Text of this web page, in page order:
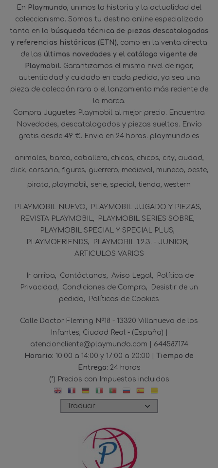
En Playmundo, unimos la historia y la actualidad del
coleccionismo. Somos tu destino online especializado
tanto en la búsqueda técnica de piezas descatalogadas
y referencias históricas (ETN), como en la venta directa
de las últimas novedades y el catálogo vigente de
Playmobil. Garantizamos el mismo nivel de rigor,
autenticidad y cuidado en cada pedido, ya sea una
pieza de colección rara o el lanzamiento más reciente de
la marca.
Compra Juguetes Playmobil al mejor precio. Encuentra
Novedades, descatalogados y piezas sueltas. Envío
gratis desde 49 €. Envio en 24 horas. playmundo.es
animales barco caballero chicas chicos city ciudad
click corsario figures guerrero medieval muneco oeste
pirata playmobil serie special tienda western
PLAYMOBIL NUEVO
PLAYMOBIL JUGADO Y PIEZAS
REVISTA PLAYMOBIL
PLAYMOBIL SERIES SOBRE
PLAYMOBIL SPECIAL Y SPECIAL PLUS
PLAYMOFRIENDS
PLAYMOBIL 1.2.3. - JUNIOR
ARTICULOS VARIOS
Ir arriba Contáctanos Aviso Legal
Política de
Privacidad
Condiciones de Compra
Desistir de un
pedido
Políticas de Cookies
Calle Doctor Fleming Nº18 - 13320 Villanueva de los
Infantes, Ciudad Real - (España) |
atencioncliente@playmundo.com | 644587174
Horario: 10:00 a 14:00 y 17:00 a 20:00 | Tiempo de
Entrega: 24 horas
(*) Precios con Impuestos incluidos